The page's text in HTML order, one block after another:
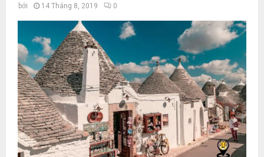
bởi 14 Tháng 8, 2019 0